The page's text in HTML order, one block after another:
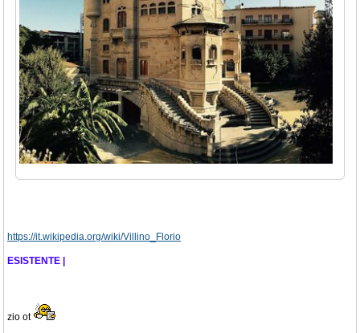
https://it.wikipedia.org/wiki/Villino_Florio
ESISTENTE |
zio ot